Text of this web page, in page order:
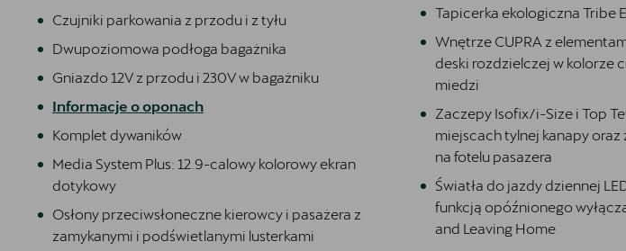
Czujniki parkowania z przodu i z tyłu
Dwupoziomowa podłoga bagażnika
Gniazdo 12V z przodu i 230V w bagażniku
Informacje o oponach
Komplet dywaników
Media System Plus: 12.9-calowy kolorowy ekran
dotykowy
Osłony przeciwsłoneczne kierowcy i pasażera z
zamykanymi i podświetlanymi lusterkami
Tapicerka ekologiczna Tribe
Wnętrze CUPRA z
deski rozdzielczej w kolorze
miedzi
Zaczepy Isofix/i-Size i Top
miejscach tylnej kanapy
na fotelu pasazera
Światła do jazdy dziennej
funkcją opóźnionego
and Leaving Home